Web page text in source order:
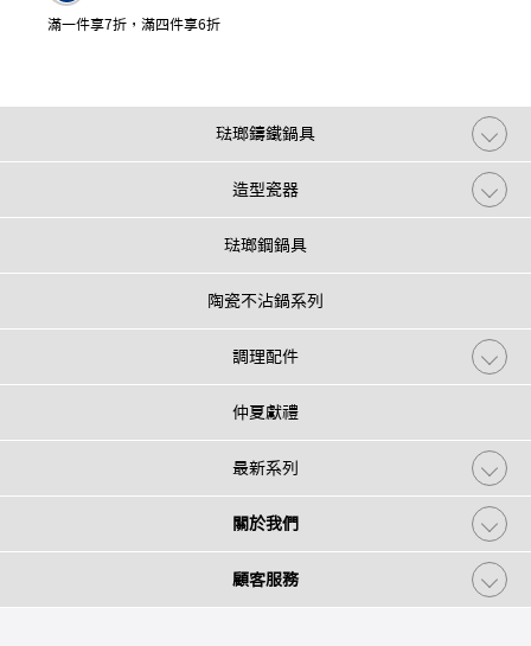
滿一件享7折，滿四件享6折
琺瑯鑄鐵鍋具
造型瓷器
琺瑯鋼鍋具
陶瓷不沾鍋系列
調理配件
仲夏獻禮
最新系列
關於我們
顧客服務